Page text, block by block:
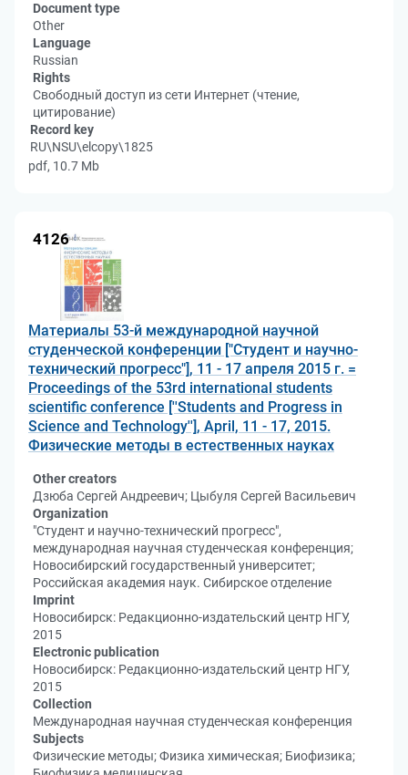
Document type
Other
Language
Russian
Rights
Свободный доступ из сети Интернет (чтение,
цитирование)
Record key
RU\NSU\elcopy\1825
pdf, 10.7 Mb
4126
Материалы 53-й международной научной
студенческой конференции ["Студент и научно-
технический прогресс"], 11 - 17 апреля 2015 г. =
Proceedings of the 53rd international students
scientific conference [''Students and Progress in
Science and Technology''], April, 11 - 17, 2015.
Физические методы в естественных науках
Other creators
Дзюба Сергей Андреевич; Цыбуля Сергей Васильевич
Organization
"Студент и научно-технический прогресс",
международная научная студенческая конференция;
Новосибирский государственный университет;
Российская академия наук. Сибирское отделение
Imprint
Новосибирск: Редакционно-издательский центр НГУ,
2015
Electronic publication
Новосибирск: Редакционно-издательский центр НГУ,
2015
Collection
Международная научная студенческая конференция
Subjects
Физические методы; Физика химическая; Биофизика;